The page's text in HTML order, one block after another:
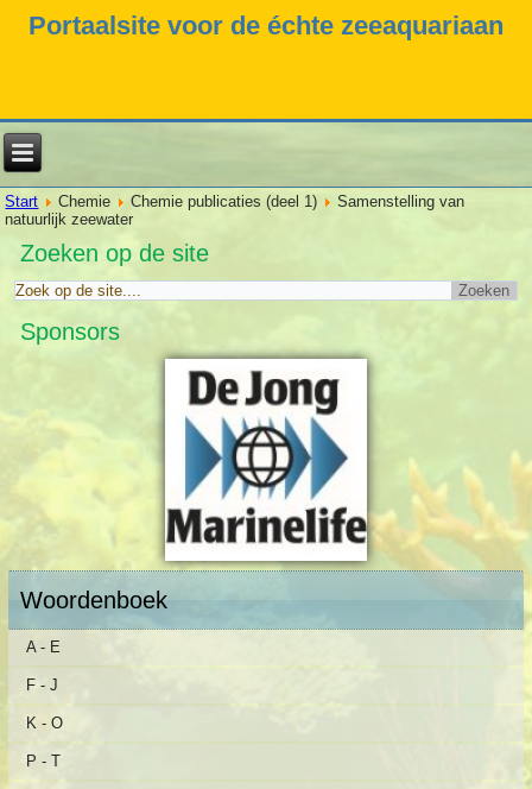
Portaalsite voor de échte zeeaquariaan
Start Chemie Chemie publicaties (deel 1)
Samenstelling van
natuurlijk zeewater
Zoeken op de site
Sponsors
Woordenboek
A - E
F - J
K - O
P - T